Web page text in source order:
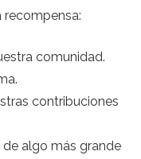
comunidad.
contribuciones
algo más grande